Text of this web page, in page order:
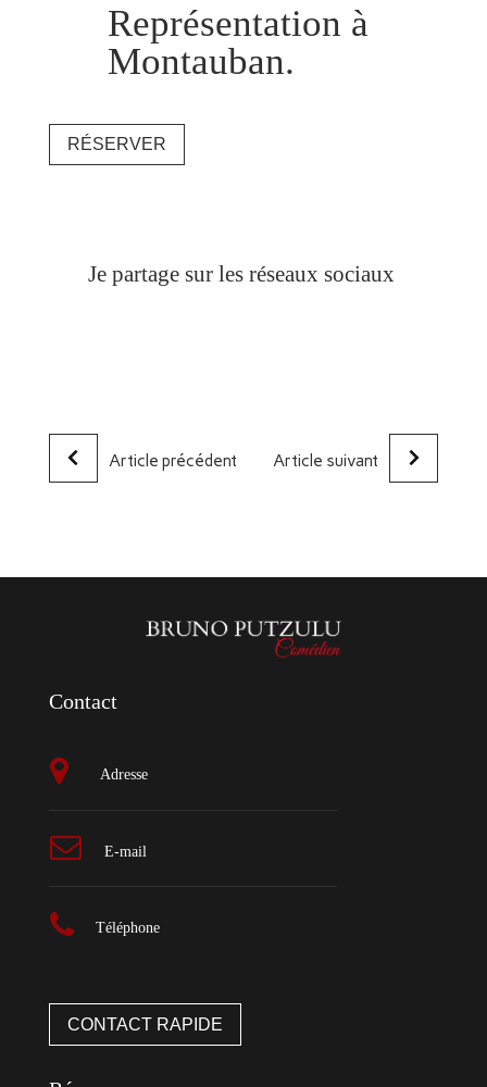
Représentation à
Montauban.
RÉSERVER
Je partage sur les réseaux sociaux
Article précédent Article suivant
Contact
Adresse
E-mail
Téléphone
CONTACT RAPIDE